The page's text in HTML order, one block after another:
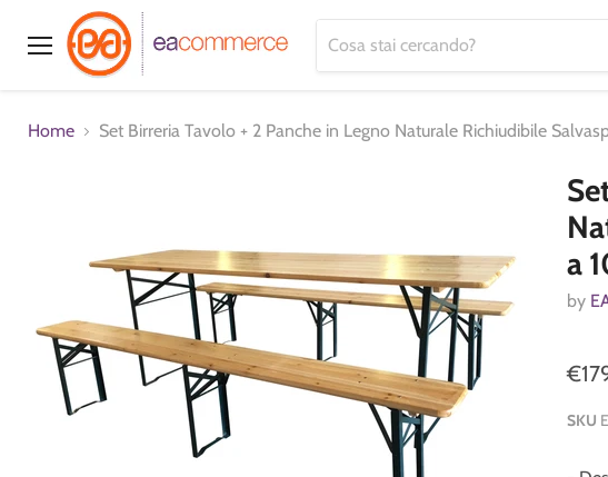
Menu
Home Set Birreria Tavolo + 2 Panche in Legno Naturale Richiudibile
a
by
SKU